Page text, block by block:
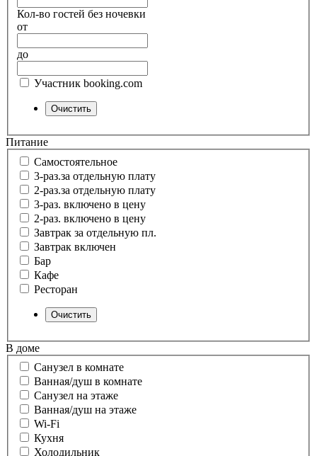
Кол-во гостей без ночевки
от
до
Участник booking.com
Питание
Самостоятельное
3-раз.за отдельную плату
2-раз.за отдельную плату
3-раз. включено в цену
2-раз. включено в цену
Завтрак за отдельную пл.
Завтрак включен
Бар
Кафе
Ресторан
В доме
Санузел в комнате
Ванная/душ в комнате
Санузел на этаже
Ванная/душ на этаже
Wi-Fi
Кухня
Холодильник